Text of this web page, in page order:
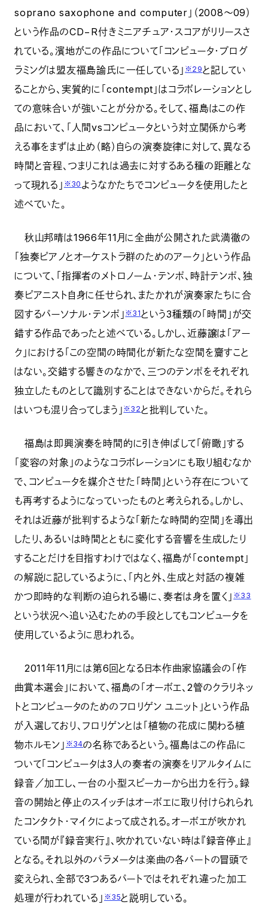
soprano saxophone and computer」（2008～09）
という作品のCD−R付きミニアチュア・スコアがリリースさ
れている。濱地がこの作品について「コンピュータ・プログ
ラミングは盟友福島諭氏に一任している」※29と記してい
ることから、実質的に「contempt」はコラボレーションとし
ての意味合いが強いことが分かる。そして、福島はこの作
品において、「人間vsコンピュータという対立関係から考
える事をまずは止め（略）自らの演奏旋律に対して、異なる
時間と音程、つまりこれは過去に対するある種の距離とな
って現れる」※30ようなかたちでコンピュータを使用したと
述べていた。
秋山邦晴は1966年11月に全曲が公開された武満徹の
「独奏ピアノとオーケストラ群のためのアーク」という作品
について、「指揮者のメトロノーム・テンポ、時計テンポ、独
奏ピアニスト自身に任せられ、またかれが演奏家たちに合
図するパーソナル・テンポ」※31という3種類の「時間」が交
錯する作品であったと述べている。しかし、近藤譲は「アー
ク」における「この空間の時間化が新たな空間を齎すこと
はない。交錯する響きのなかで、三つのテンポをそれぞれ
独立したものとして識別することはできないからだ。それら
はいつも混り合ってしまう」※32と批判していた。
福島は即興演奏を時間的に引き伸ばして「俯瞰」する
「変容の対象」のようなコラボレーションにも取り組むなか
で、コンピュータを媒介させた「時間」という存在について
も再考するようになっていったものと考えられる。しかし、
それは近藤が批判するような「新たな時間的空間」を導出
したり、あるいは時間とともに変化する音響を生成したり
することだけを目指すわけではなく、福島が「contempt」
の解説に記しているように、「内と外、生成と対話の複雑
かつ即時的な判断の迫られる場に、奏者は身を置く」※33
という状況へ追い込むための手段としてもコンピュータを
使用しているように思われる。
2011年11月には第6回となる日本作曲家協議会の「作
曲賞本選会」において、福島の「オーボエ、2管のクラリネッ
トとコンピュータのためのフロリゲン ユニット」という作品
が入選しており、フロリゲンとは「植物の花成に関わる植
物ホルモン」※34の名称であるという。福島はこの作品に
ついて「コンピュータは3人の奏者の演奏をリアルタイムに
録音／加工し、一台の小型スピーカーから出力を行う。録
音の開始と停止のスイッチはオーボエに取り付けられられ
たコンタクト・マイクによって成される。オーボエが吹かれ
ている間が『録音実行』、吹かれていない時は『録音停止』
となる。それ以外のパラメータは楽曲の各パートの冒頭で
変えられ、全部で3つあるパートではそれぞれ違った加工
処理が行われている」 ※35と説明している。